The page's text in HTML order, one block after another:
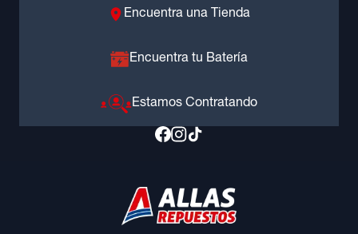
Encuentra una Tienda
Encuentra tu Batería
Estamos Contratando